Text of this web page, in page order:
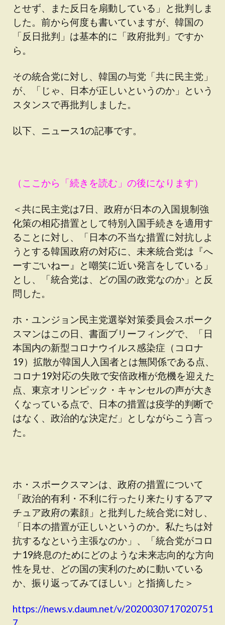
とせず、また反日を扇動している」と批判しま
した。前から何度も書いていますが、韓国の
「反日批判」は基本的に「政府批判」ですか
ら。
その統合党に対し、韓国の与党「共に民主党」
が、「じゃ、日本が正しいというのか」という
スタンスで再批判しました。
以下、ニュース1の記事です。
（ここから「続きを読む」の後になります）
＜共に民主党は7日、政府が日本の入国規制強
化策の相応措置として特別入国手続きを適用す
ることに対し、「日本の不当な措置に対抗しよ
うとする韓国政府の対応に、未来統合党は『へ
ーすごいねー』と嘲笑に近い発言をしている」
とし、「統合党は、どの国の政党なのか」と反
問した。
ホ・ユンジョン民主党選挙対策委員会スポーク
スマンはこの日、書面ブリーフィングで、「日
本国内の新型コロナウイルス感染症（コロナ
19）拡散が韓国人入国者とは無関係である点、
コロナ19対応の失敗で安倍政権が危機を迎えた
点、東京オリンピック・キャンセルの声が大き
くなっている点で、日本の措置は疫学的判断で
はなく、政治的な決定だ」としながらこう言っ
た。
ホ・スポークスマンは、政府の措置について
「政治的有利・不利に行ったり来たりするアマ
チュア政府の素顔」と批判した統合党に対し、
「日本の措置が正しいというのか。私たちは対
抗するなという主張なのか」、「統合党がコロ
ナ19終息のためにどのような未来志向的な方向
性を見せ、どの国の実利のために動いている
か、振り返ってみてほしい」と指摘した＞
https://news.v.daum.net/v/2020030717020751